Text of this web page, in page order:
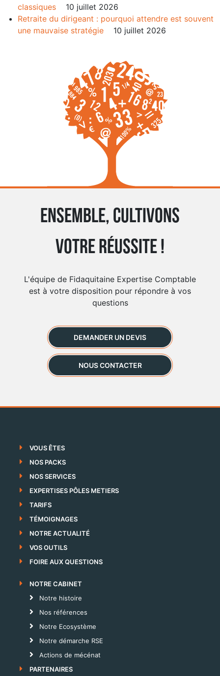
classiques
10 juillet 2026
Retraite du dirigeant : pourquoi attendre est souvent
une mauvaise stratégie
10 juillet 2026
Ensemble, cultivons
votre réussite !
L'équipe de Fidaquitaine Expertise Comptable
est à votre disposition pour répondre à vos
questions
DEMANDER UN DEVIS
NOUS CONTACTER
VOUS ÊTES
NOS PACKS
NOS SERVICES
EXPERTISES PÔLES METIERS
TARIFS
TÉMOIGNAGES
NOTRE ACTUALITÉ
VOS OUTILS
FOIRE AUX QUESTIONS
NOTRE CABINET
Notre histoire
Nos références
Notre Ecosystème
Notre démarche RSE
Actions de mécénat
PARTENAIRES